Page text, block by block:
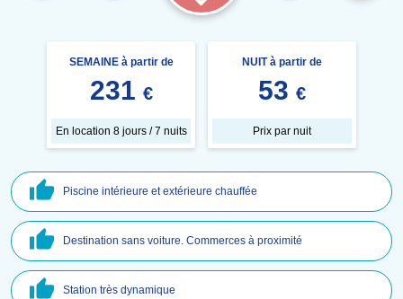
SEMAINE à partir de
231 €
En location 8 jours / 7 nuits
NUIT à partir de
53 €
Prix par nuit
Piscine intérieure et extérieure chauffée
Destination sans voiture. Commerces à proximité
Station très dynamique